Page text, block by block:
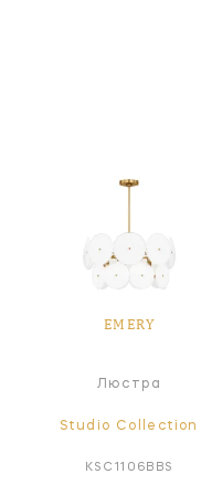
EMERY
Люстра
Studio Collection
KSC1106BBS